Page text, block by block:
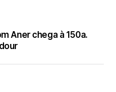
Aner chega à 150a.